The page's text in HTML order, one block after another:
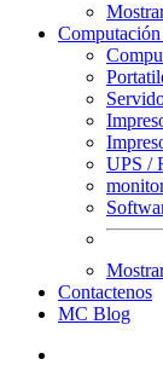
UPS /
Contactenos
MC Blog